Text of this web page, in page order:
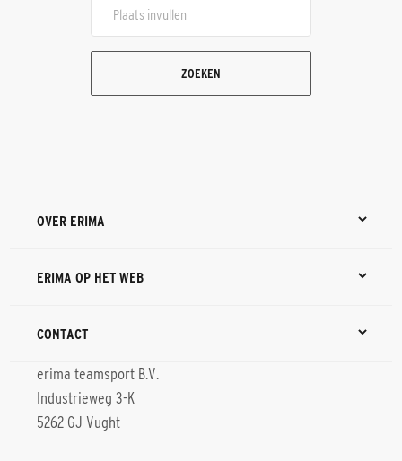
ZOEKEN
OVER ERIMA
ERIMA OP HET WEB
CONTACT
erima teamsport B.V.
Industrieweg 3-K
5262 GJ Vught